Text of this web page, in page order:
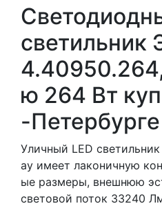
светильник
ю 264 Вт
-Петербурге
Уличный LED
ay имеет лаконичную
ые размеры, внешнюю
световой поток 33240